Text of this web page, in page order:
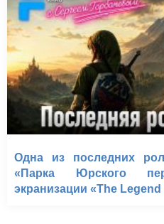
Одна из последних
«Парка Юрского
экранизации «The Legend